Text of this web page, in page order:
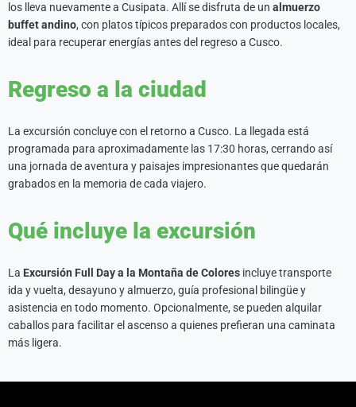
los lleva nuevamente a Cusipata. Allí se disfruta de un almuerzo
buffet andino, con platos típicos preparados con productos locales,
ideal para recuperar energías antes del regreso a Cusco.
Regreso a la ciudad
La excursión concluye con el retorno a Cusco. La llegada está
programada para aproximadamente las 17:30 horas, cerrando así
una jornada de aventura y paisajes impresionantes que quedarán
grabados en la memoria de cada viajero.
Qué incluye la excursión
La Excursión Full Day a la Montaña de Colores incluye transporte
ida y vuelta, desayuno y almuerzo, guía profesional bilingüe y
asistencia en todo momento. Opcionalmente, se pueden alquilar
caballos para facilitar el ascenso a quienes prefieran una caminata
más ligera.